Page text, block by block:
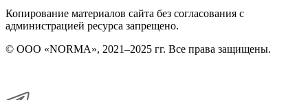
Копирование материалов сайта без согласования с
администрацией ресурса запрещено.
© ООО «NORMA», 2021–2025 гг. Все права защищены.